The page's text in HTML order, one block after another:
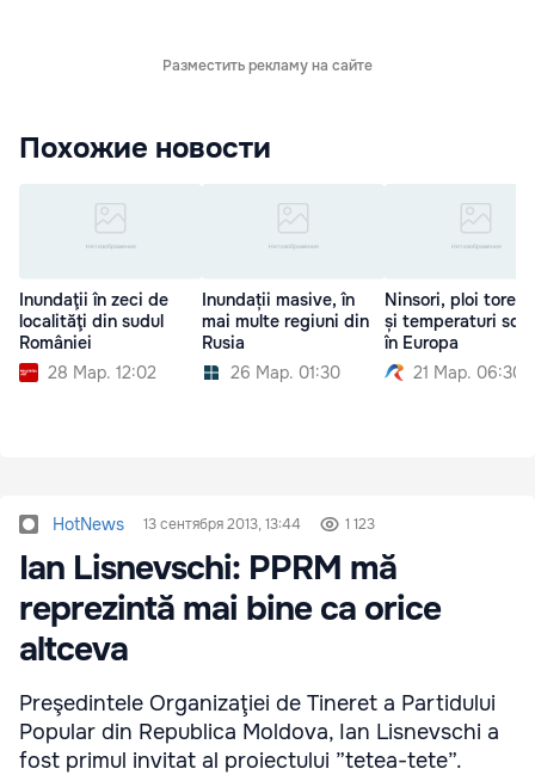
Разместить рекламу на сайте
Похожие новости
Inundaţii în zeci de
localităţi din sudul
României
28 Мар. 12:02
Inundații masive, în
mai multe regiuni din
Rusia
26 Мар. 01:30
Ninsori, ploi
și temperaturi
în Europa
21 Мар. 06:30
HotNews 13 сентября 2013, 13:44 1 123
Ian Lisnevschi: PPRM mă
reprezintă mai bine ca orice
altceva
Preşedintele Organizaţiei de Tineret a Partidului
Popular din Republica Moldova, Ian Lisnevschi a
fost primul invitat al proiectului ”tetea-tete”.